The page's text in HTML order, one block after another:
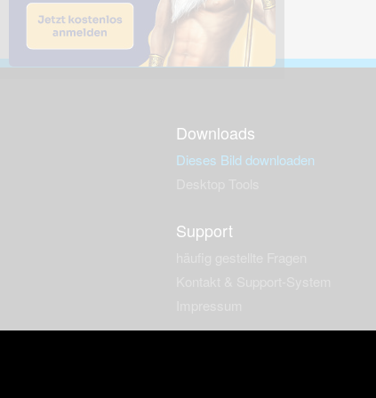
Downloads
Dieses Bild downloaden
Support